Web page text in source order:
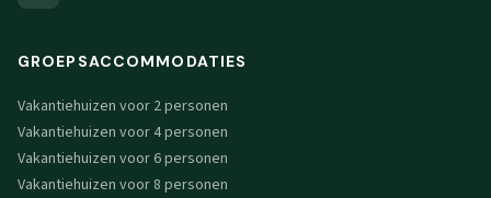
GROEPSACCOMMODATIES
Vakantiehuizen voor 2 personen
Vakantiehuizen voor 4 personen
Vakantiehuizen voor 6 personen
Vakantiehuizen voor 8 personen